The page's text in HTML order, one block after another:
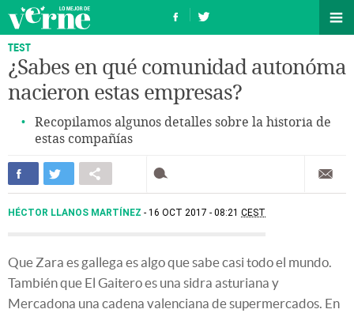
TEST
¿Sabes en qué comunidad autonóma
nacieron estas empresas?
Recopilamos algunos detalles sobre la historia de
estas compañías
HÉCTOR LLANOS MARTÍNEZ 16 OCT 2017 - 08:21 CEST
Que Zara es gallega es algo que sabe casi todo el mundo.
También que El Gaitero es una sidra asturiana y
Mercadona una cadena valenciana de supermercados. En